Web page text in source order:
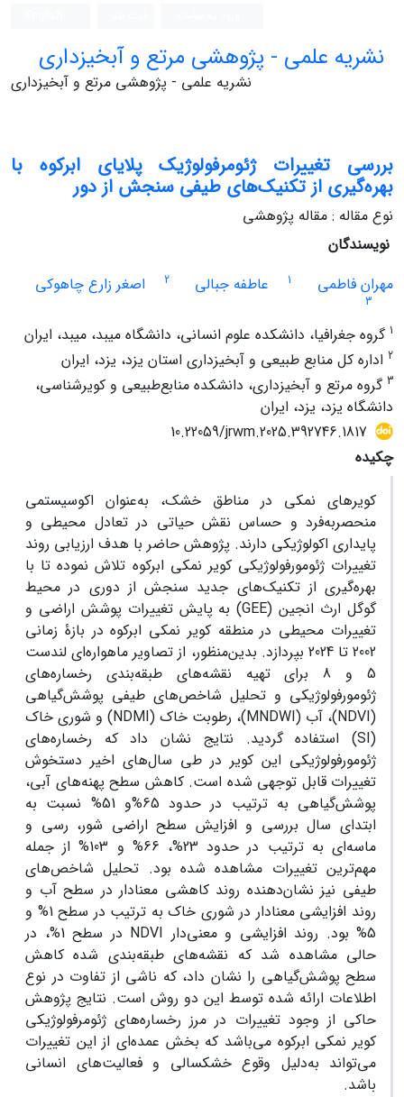
نشریه علمی - پژوهشی مرتع و آبخیزداری
نشریه علمی - پژوهشی مرتع و آبخیزداری
بررسی تغییرات ژئومرفولوژیک پلایای ابرکوه با
بهره‌گیری از تکنیک‌های طیفی سنجش از دور
نوع مقاله : مقاله پژوهشی
نویسندگان
مهران فاطمی
1 عاطفه جبالی 2 اصغر زارع چاهوکی
3
1 گروه جغرافیا، دانشکده علوم انسانی، دانشگاه میبد، میبد، ایران
2 اداره کل منابع طبیعی و آبخیزداری استان یزد، یزد، ایران
3 گروه مرتع و آبخیزداری، دانشکده منابع‌طبیعی و کویرشناسی،
دانشگاه یزد، یزد، ایران
10.22059/jrwm.2025.392746.1817
چکیده
کویرهای نمکی در مناطق خشک، به‌عنوان اکوسیستمی‌
منحصربه‌فرد و حساس نقش حیاتی در تعادل محیطی و
پایداری اکولوژیکی دارند. پژوهش حاضر با هدف ارزیابی روند
تغییرات ژئومورفولوژیکی کویر نمکی ابرکوه تلاش نموده تا با
بهره‌گیری از تکنیک‌های جدید سنجش از دوری در محیط
گوگل ارث انجین (GEE) به پایش تغییرات پوشش اراضی و
تغییرات محیطی در منطقه کویر نمکی ابرکوه در بازۀ زمانی
2002 تا 2024 بپردازد. بدین‌منظور، از تصاویر ماهواره‌ای لندست
5 و 8 برای تهیه نقشه‌های طبقه‌بندی رخساره‌های
ژئومورفولوژیکی و تحلیل شاخص‌های طیفی پوشش‌گیاهی
(NDVI)، آب (MNDWI)، رطوبت خاک (NDMI) و شوری خاک
(SI) استفاده گردید. نتایج نشان داد که رخساره‌های
ژئومورفولوژیکی این کویر در طی سال‌های اخیر دستخوش
تغییرات قابل توجهی شده است. کاهش سطح پهنه‌های آبی،
پوشش‌گیاهی به ترتیب در حدود 65‌%و 51‌% نسبت به
ابتدای سال بررسی و افزایش سطح اراضی شور، رسی و
ماسه‌ای به ترتیب در حدود 23‌%، 66‌% و 103‌% از جمله
مهم‌ترین تغییرات مشاهده شده بود. تحلیل شاخص‌های
طیفی نیز نشان‌دهنده روند کاهشی معنادار در سطح آب و
روند افزایشی معنادار در شوری خاک به ترتیب در سطح 1‌% و
5‌% بود. روند افزایشی و معنی‌دار NDVI در سطح 1‌%، در
حالی مشاهده شد که نقشه‌های طبقه‌بندی شده کاهش
سطح پوشش‌گیاهی را نشان داد، که ناشی از تفاوت در نوع
اطلاعات ارائه شده توسط این دو روش است. نتایج پژوهش
حاکی از وجود تغییرات در مرز رخساره‌های ژئومرفولوژیکی
کویر نمکی ابرکوه می‌باشد که بخش عمده‌ای از این تغییرات
می‌تواند به‌دلیل وقوع خشکسالی و فعالیت‌های انسانی
باشد.